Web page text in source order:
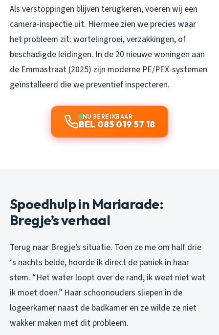
Als verstoppingen blijven terugkeren, voeren wij een
camera-inspectie uit. Hiermee zien we precies waar
het probleem zit: wortelingroei, verzakkingen, of
beschadigde leidingen. In de 20 nieuwe woningen aan
de Emmastraat (2025) zijn moderne PE/PEX-systemen
geïnstalleerd die we preventief inspecteren.
NU BEREIKBAAR
BEL 085 019 57 18
Spoedhulp in Mariarade:
Bregje’s verhaal
Terug naar Bregje’s situatie. Toen ze me om half drie
‘s nachts belde, hoorde ik direct de paniek in haar
stem. “Het water loopt over de rand, ik weet niet wat
ik moet doen.” Haar schoonouders sliepen in de
logeerkamer naast de badkamer en ze wilde ze niet
wakker maken met dit probleem.